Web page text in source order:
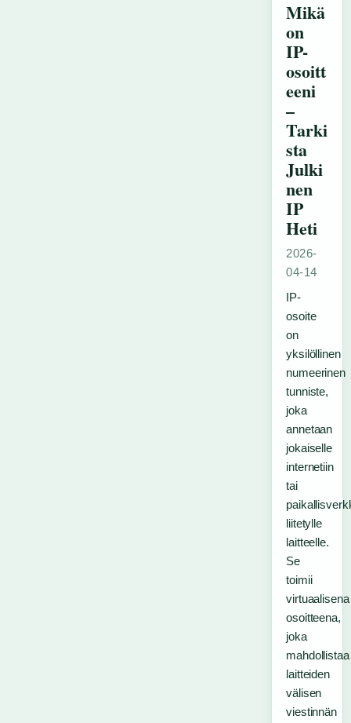
Mikä
on
IP-
osoitt
eeni
–
Tarki
sta
Julki
nen
IP
Heti
2026-
04-14
IP-
osoite
on
yksilöllinen
numeerinen
tunniste,
joka
annetaan
jokaiselle
internetiin
tai
liitetylle
laitteelle.
Se
toimii
virtuaalisena
osoitteena,
joka
mahdollistaa
laitteiden
välisen
viestinnän